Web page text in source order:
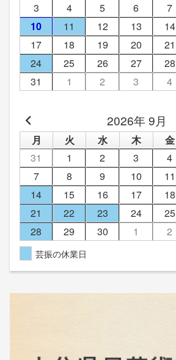
3
4 5 6 7
10
11 12 13 14
17
18 19 20 21
24
25 26 27 28
31
1 2 3 4
2026年 9月
月 火 水 木 金
31
1 2 3 4
7
8 9 10 11
14
15 16 17 18
21
22 23 24 25
28
29 30 1 2
芸振の休業日